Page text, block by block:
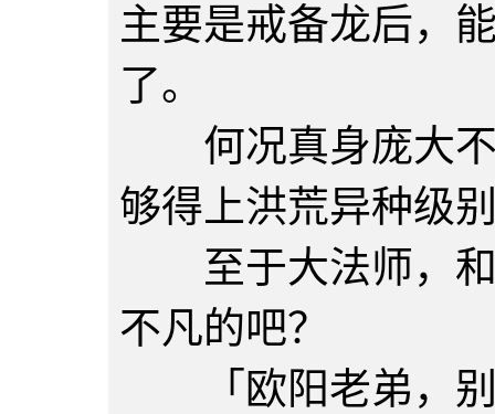
主要是戒备龙后，
了。
何况真身庞大不
够得上洪荒异种级
至于大法师，和
不凡的吧？
「欧阳老弟，别